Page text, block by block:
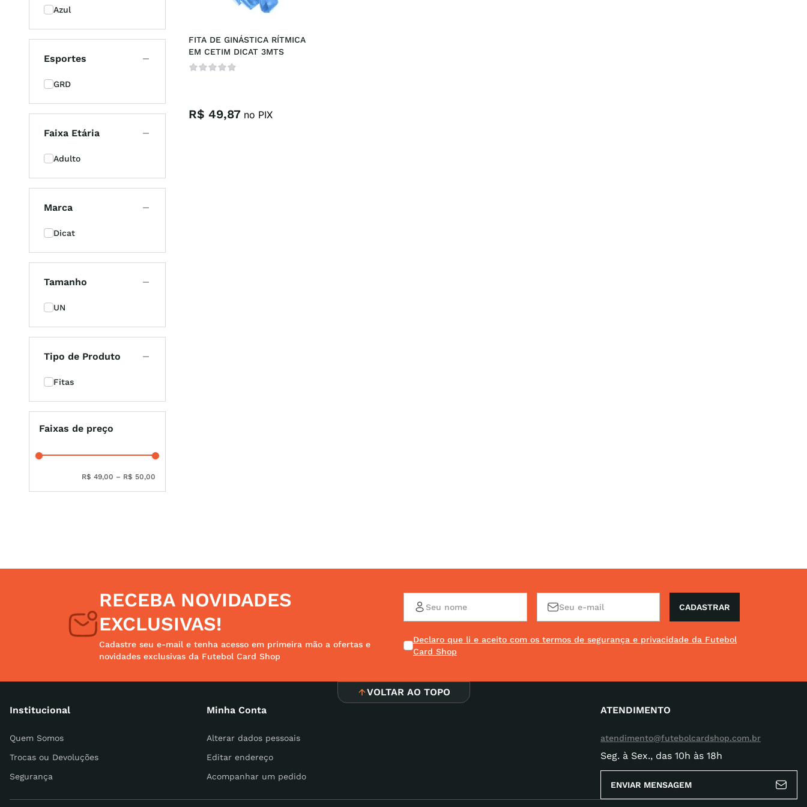
Azul
Esportes
GRD
Faixa Etária
Adulto
Marca
Dicat
Tamanho
UN
Tipo de Produto
Fitas
Faixas de preço
R$ 49,00 – R$ 50,00
FITA DE GINÁSTICA RÍTMICA
EM CETIM DICAT 3MTS
R$ 49,87no PIX
RECEBA NOVIDADES
EXCLUSIVAS!
Cadastre seu e-mail e tenha acesso em primeira mão a ofertas e
novidades exclusivas da Futebol Card Shop
CADASTRAR
Declaro que li e aceito com os termos de segurança e privacidade da Futebol
Card Shop
VOLTAR AO TOPO
Institucional
Quem Somos
Trocas ou Devoluções
Segurança
Minha Conta
Alterar dados pessoais
Editar endereço
Acompanhar um pedido
ATENDIMENTO
atendimento@futebolcardshop.com.br
Seg. à Sex., das 10h às 18h
ENVIAR MENSAGEM
casual
9º unissex
10º